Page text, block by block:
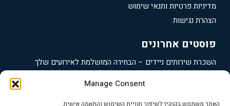
Manage Consent
האתר משתמש בקוקיז לשיפור חוויית השימוש והתאמה אישית.
מדיניות פרטיות ותנאי שימוש
הצהרת נגישות
פוסטים אחרונים
השכרת שירותים ניידים – הבחירה המושלמת לאירועים שלך
השכרת גנרטורים ברעננה – פתרונות מקצועיים לאירועים